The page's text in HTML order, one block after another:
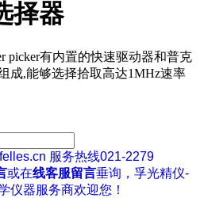
择器
picker有内置的快速驱动器和普克
成,能够选择拾取高达1MHz速率
服务热线021-2279
或在线客服留言垂询，孚光精仪-
仪器服务商欢迎您！